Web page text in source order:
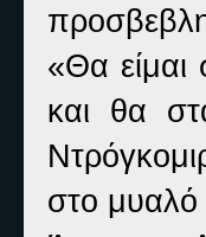
«Θα
και θα
στο μυαλό